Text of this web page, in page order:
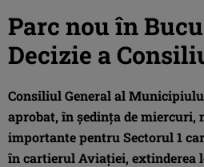
Parc nou în
Decizie a
Consiliul General al
aprobat, în şedinţa de miercuri,
importante pentru Sectorul 1
în cartierul Aviaţiei, extinderea